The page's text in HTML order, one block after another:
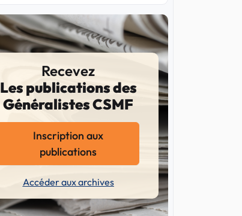
Recevez
Les publications des
Généralistes CSMF
Inscription aux
publications
Accéder aux archives